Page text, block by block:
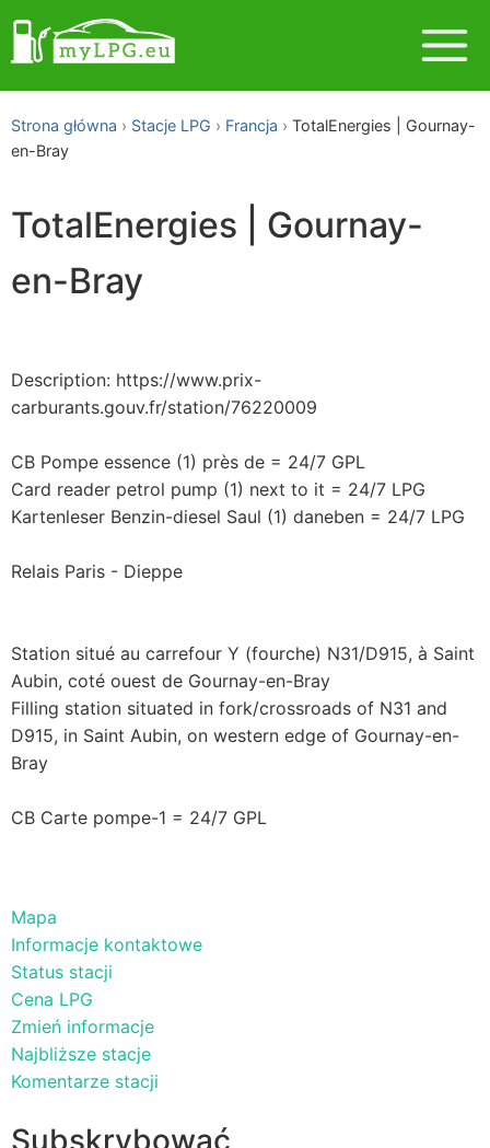
Strona główna Stacje LPG Francja
TotalEnergies | Gournay-
en-Bray
TotalEnergies | Gournay-
en-Bray
Description: https://www.prix-
carburants.gouv.fr/station/76220009
CB Pompe essence (1) près de = 24/7 GPL
Card reader petrol pump (1) next to it = 24/7 LPG
Kartenleser Benzin-diesel Saul (1) daneben = 24/7 LPG
Relais Paris - Dieppe
Station situé au carrefour Y (fourche) N31/D915, à Saint
Aubin, coté ouest de Gournay-en-Bray
Filling station situated in fork/crossroads of N31 and
D915, in Saint Aubin, on western edge of Gournay-en-
Bray
CB Carte pompe-1 = 24/7 GPL
Mapa
Informacje kontaktowe
Status stacji
Cena LPG
Zmień informacje
Najbliższe stacje
Komentarze stacji